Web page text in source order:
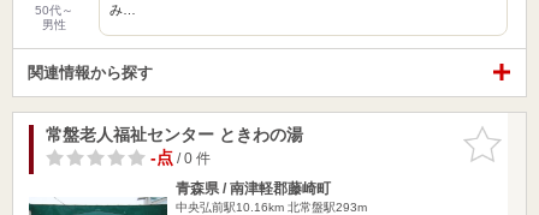
50代～
男性
み…
関連情報から探す
お気に入
りに追加
常盤老人福祉センター ときわの湯
-点/ 0 件
青森県 / 南津軽郡藤崎町
中央弘前駅10.16km 北常盤駅293m